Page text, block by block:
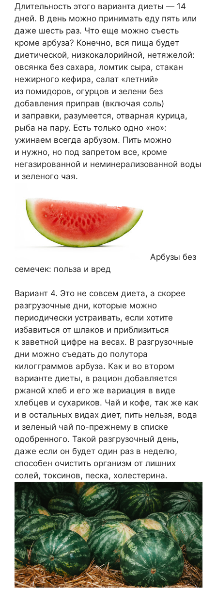
Длительность этого варианта диеты — 14
дней. В день можно принимать еду пять или
даже шесть раз. Что еще можно съесть
кроме арбуза? Конечно, вся пища будет
диетической, низкокалорийной, нетяжелой:
овсянка без сахара, ломтик сыра, стакан
нежирного кефира, салат «летний»
из помидоров, огурцов и зелени без
добавления приправ (включая соль)
и заправки, разумеется, отварная курица,
рыба на пару. Есть только одно «но»:
ужинаем всегда арбузом. Пить можно
и нужно, но под запретом все, кроме
негазированной и неминерализованной воды
и зеленого чая.
Арбузы без
семечек: польза и вред
Вариант 4. Это не совсем диета, а скорее
разгрузочные дни, которые можно
периодически устраивать, если хотите
избавиться от шлаков и приблизиться
к заветной цифре на весах. В разгрузочные
дни можно съедать до полутора
килогграммов арбуза. Как и во втором
варианте диеты, в рацион добавляется
ржаной хлеб и его же вариация в виде
хлебцев и сухариков. Чай и кофе, так же как
и в остальных видах диет, пить нельзя, вода
и зеленый чай по-прежнему в списке
одобренного. Такой разгрузочный день,
даже если он будет один раз в неделю,
способен очистить организм от лишних
солей, токсинов, песка, холестерина.